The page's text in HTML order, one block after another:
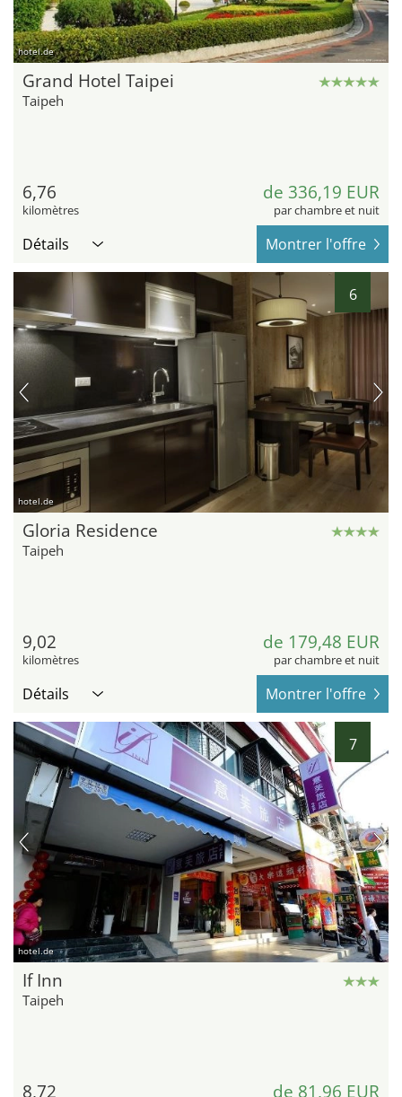
hotel.de
Grand Hotel Taipei
Taipeh
6,76
kilomètres
de 336,19 EUR
par chambre et nuit
Détails Montrer l'offre
6
hotel.de
Gloria Residence
Taipeh
9,02
kilomètres
de 179,48 EUR
par chambre et nuit
Détails Montrer l'offre
7
hotel.de
If Inn
Taipeh
8,72 de 81,96 EUR